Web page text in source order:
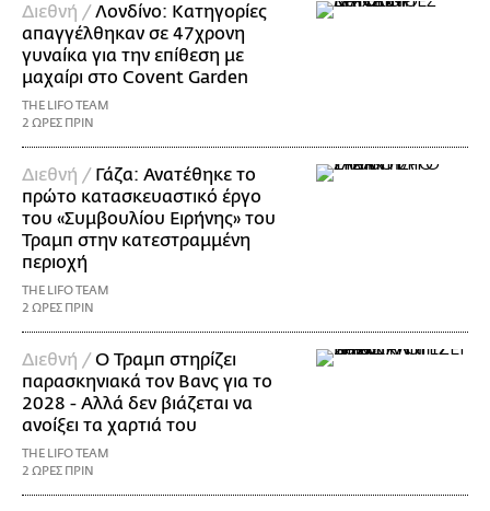
Διεθνή /Λονδίνο: Κατηγορίες
απαγγέλθηκαν σε 47χρονη
γυναίκα για την επίθεση με
μαχαίρι στο Covent Garden
THE LIFO TEAM
2 ΩΡΕΣ ΠΡΙΝ
Διεθνή / Γάζα: Ανατέθηκε το
πρώτο κατασκευαστικό έργο
του «Συμβουλίου Ειρήνης» του
Τραμπ στην κατεστραμμένη
περιοχή
THE LIFO TEAM
2 ΩΡΕΣ ΠΡΙΝ
Διεθνή /Ο Τραμπ στηρίζει
παρασκηνιακά τον Βανς για το
2028 - Αλλά δεν βιάζεται να
ανοίξει τα χαρτιά του
THE LIFO TEAM
2 ΩΡΕΣ ΠΡΙΝ